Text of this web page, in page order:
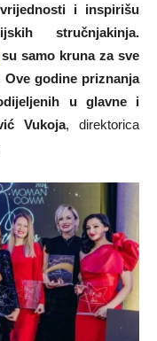
i inspirišu
stručnjakinja.
su samo kruna za sve
godine priznanja
u glavne i
Vukoja, direktorica